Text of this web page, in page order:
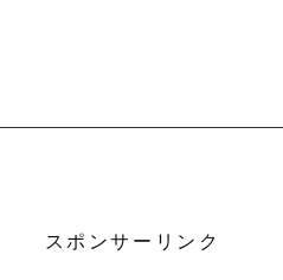
スポンサーリンク